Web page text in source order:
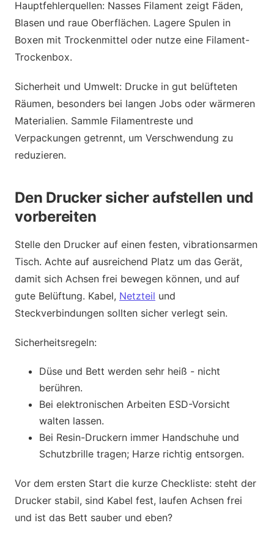
Hauptfehlerquellen: Nasses Filament zeigt Fäden,
Blasen und raue Oberflächen. Lagere Spulen in
Boxen mit Trockenmittel oder nutze eine Filament-
Trockenbox.
Sicherheit und Umwelt: Drucke in gut belüfteten
Räumen, besonders bei langen Jobs oder wärmeren
Materialien. Sammle Filamentreste und
Verpackungen getrennt, um Verschwendung zu
reduzieren.
Den Drucker sicher aufstellen und
vorbereiten
Stelle den Drucker auf einen festen, vibrationsarmen
Tisch. Achte auf ausreichend Platz um das Gerät,
damit sich Achsen frei bewegen können, und auf
gute Belüftung. Kabel, Netzteil und
Steckverbindungen sollten sicher verlegt sein.
Sicherheitsregeln:
Düse und Bett werden sehr heiß - nicht
berühren.
Bei elektronischen Arbeiten ESD-Vorsicht
walten lassen.
Bei Resin-Druckern immer Handschuhe und
Schutzbrille tragen; Harze richtig entsorgen.
Vor dem ersten Start die kurze Checkliste: steht der
Drucker stabil, sind Kabel fest, laufen Achsen frei
und ist das Bett sauber und eben?